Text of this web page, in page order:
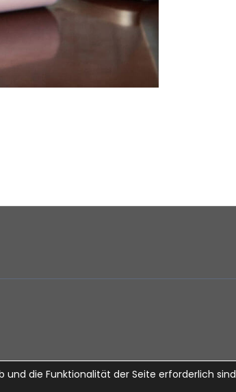
die Funktionalität der Seite erforderlich sind